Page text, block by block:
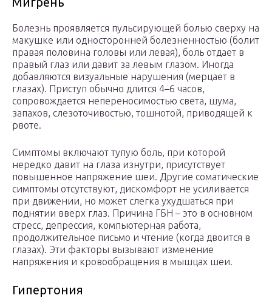
Болезнь проявляется пульсирующей болью сверху на
макушке или односторонней болезненностью (болит
правая половина головы или левая), боль отдает в
правый глаз или давит за левым глазом. Иногда
добавляются визуальные нарушения (мерцает в
глазах). Приступ обычно длится 4–6 часов,
сопровождается непереносимостью света, шума,
запахов, слезоточивостью, тошнотой, приводящей к
рвоте.
Симптомы включают тупую боль, при которой
нередко давит на глаза изнутри, присутствует
повышенное напряжение шеи. Другие соматические
симптомы отсутствуют, дискомфорт не усиливается
при движении, но может слегка ухудшаться при
поднятии вверх глаз. Причина ГБН – это в основном
стресс, депрессия, компьютерная работа,
продолжительное письмо и чтение (когда двоится в
глазах). Эти факторы вызывают изменение
напряжения и кровообращения в мышцах шеи.
Гипертония